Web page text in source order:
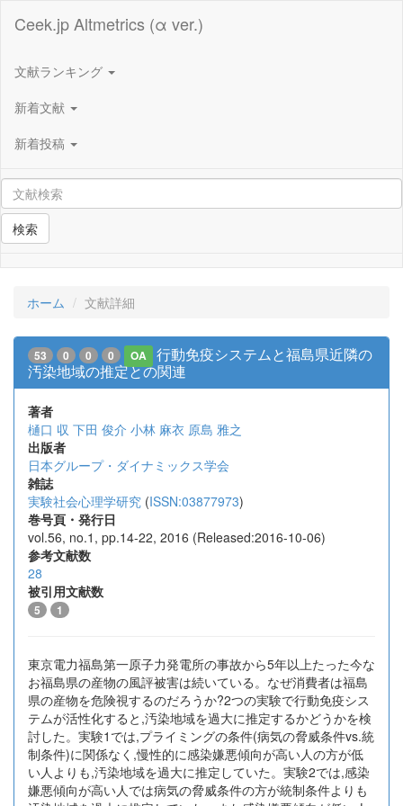
Ceek.jp Altmetrics (α ver.)
文献ランキング
新着文献
新着投稿
検索
ホーム 文献詳細
53 0 0 0 OA
行動免疫システムと福島県近隣の
汚染地域の推定との関連
著者
樋口 収 下田 俊介 小林 麻衣 原島 雅之
出版者
日本グループ・ダイナミックス学会
雑誌
実験社会心理学研究 (ISSN:03877973)
巻号頁・発行日
vol.56, no.1, pp.14-22, 2016 (Released:2016-10-06)
参考文献数
28
被引用文献数
5 1
東京電力福島第一原子力発電所の事故から5年以上たった今な
お福島県の産物の風評被害は続いている。なぜ消費者は福島
県の産物を危険視するのだろうか?2つの実験で行動免疫シス
テムが活性化すると,汚染地域を過大に推定するかどうかを検
討した。実験1では,プライミングの条件(病気の脅威条件vs.統
制条件)に関係なく,慢性的に感染嫌悪傾向が高い人の方が低
い人よりも,汚染地域を過大に推定していた。実験2では,感染
嫌悪傾向が高い人では病気の脅威条件の方が統制条件よりも